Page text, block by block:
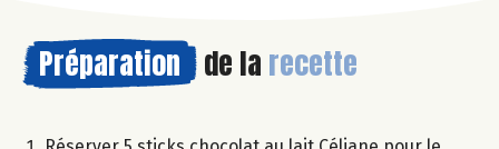
Préparation de la recette